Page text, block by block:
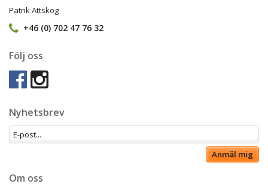
Patrik Attskog
+46 (0) 702 47 76 32
Följ oss
Nyhetsbrev
Anmäl mig
Om oss